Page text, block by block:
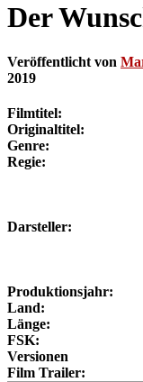
Der
Veröffentlicht von
2019
Filmtitel:
Originaltitel:
Genre:
Regie:
Darsteller:
Produktionsjahr:
Land:
Länge:
FSK:
Versionen
Film Trailer: